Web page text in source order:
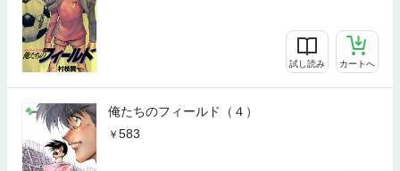
試し読み カートへ
俺たちのフィールド（４）
583